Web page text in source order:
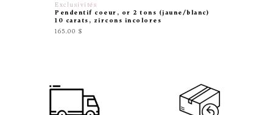
Exclusivités
Pendentif coeur, or 2 tons (jaune/blanc)
10 carats, zircons incolores
165.00 $